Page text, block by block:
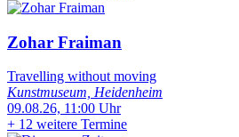
Zohar Fraiman
Travelling without moving
Kunstmuseum, Heidenheim
09.08.26, 11:00 Uhr
+ 12 weitere Termine